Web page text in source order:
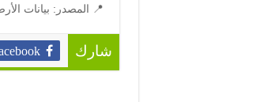
📍 المصدر: بيانات
شارك